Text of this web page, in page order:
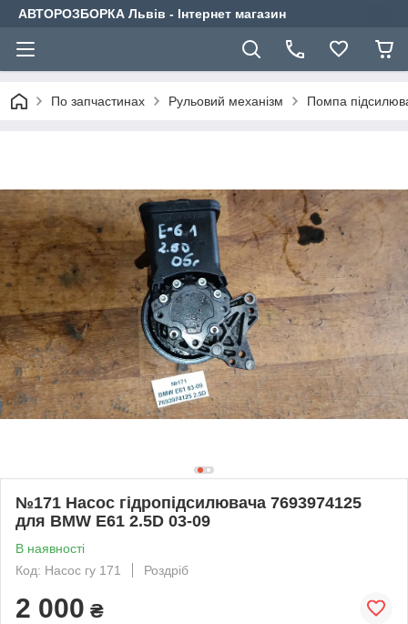
АВТОРОЗБОРКА Львів - Інтернет магазин
По запчастинах Рульовий механізм Помпа
№171 Насос гідропідсилювача 7693974125
для BMW E61 2.5D 03-09
В наявності
Код: Насос гу 171
Роздріб
2 000 ₴